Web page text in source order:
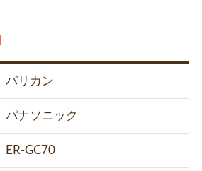
バリカン
パナソニック
ER-GC70